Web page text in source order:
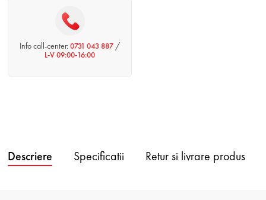
Info call-center:0731 043 887 /
L-V 09:00-16:00
Descriere Specificatii Retur si livrare produs